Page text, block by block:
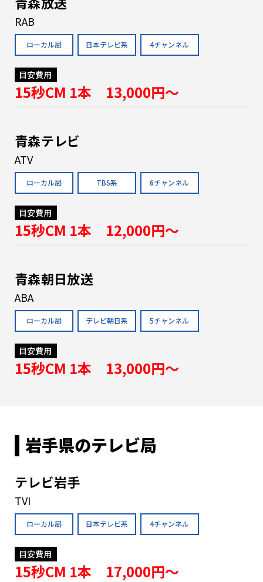
RAB
ローカル局 日本テレビ系 4チャンネル
目安費用
15秒CM 1本 13,000円〜
青森テレビ
ATV
ローカル局 TBS系 6チャンネル
目安費用
15秒CM 1本 12,000円〜
青森朝日放送
ABA
ローカル局 テレビ朝日系 5チャンネル
目安費用
15秒CM 1本 13,000円〜
岩手県のテレビ局
テレビ岩手
TVI
ローカル局 日本テレビ系 4チャンネル
目安費用
15秒CM 1本 17,000円〜